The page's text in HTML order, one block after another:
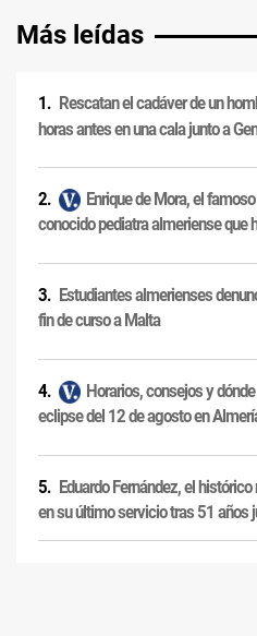
Más leídas
Rescatan el cadáver de un
horas antes en una cala junto a
Enrique de Mora, el
conocido pediatra almeriense que
Estudiantes almerienses
fin de curso a Malta
Horarios, consejos y
eclipse del 12 de agosto en
Eduardo Fernández, el
en su último servicio tras 51 años